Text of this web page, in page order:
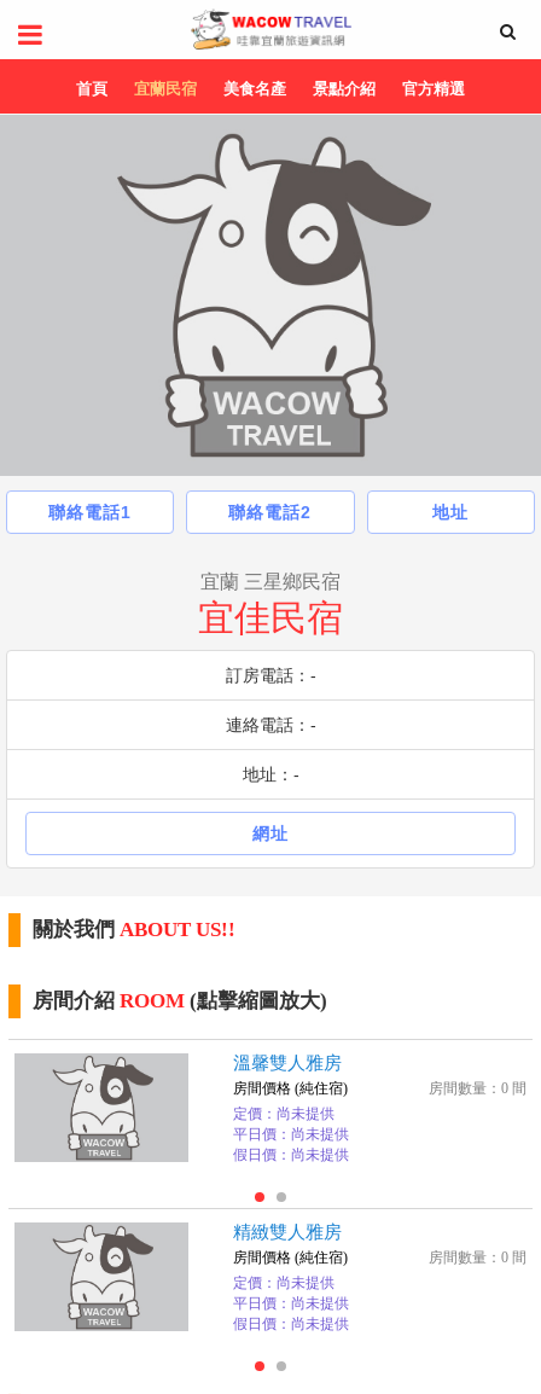
首頁 宜蘭民宿 美食名產 景點介紹 官方精選
聯絡電話1 聯絡電話2 地址
宜蘭 三星鄉民宿
宜佳民宿
訂房電話：-
連絡電話：-
地址：-
網址
關於我們 ABOUT US!!
房間介紹 ROOM (點擊縮圖放大)
溫馨雙人雅房
房間數量：0 間
房間價格 (純住宿)
定價：尚未提供
平日價：尚未提供
假日價：尚未提供
精緻雙人雅房
房間數量：0 間
房間價格 (純住宿)
定價：尚未提供
平日價：尚未提供
假日價：尚未提供